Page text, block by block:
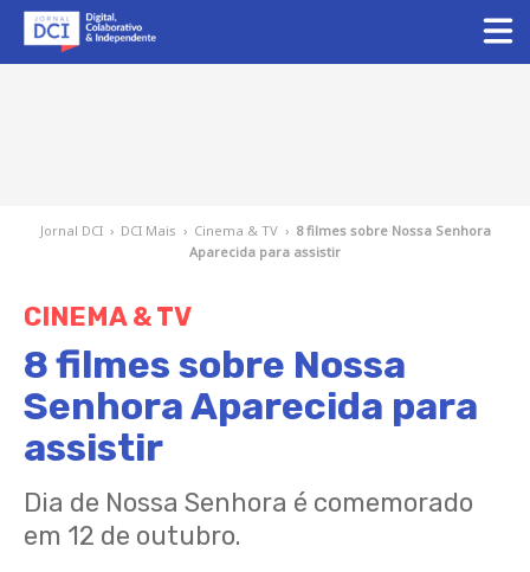
Jornal DCI › DCI Mais › Cinema & TV › 8 filmes sobre Nossa Senhora
Aparecida para assistir
CINEMA & TV
8 filmes sobre Nossa
Senhora Aparecida para
assistir
Dia de Nossa Senhora é comemorado
em 12 de outubro.